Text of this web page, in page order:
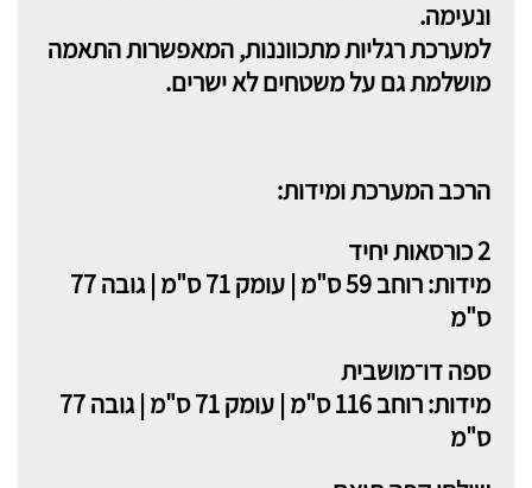
ונעימה.
למערכת רגליות מתכווננות, המאפשרות התאמה
מושלמת גם על משטחים לא ישרים.
הרכב המערכת ומידות:
2 כורסאות יחיד
מידות: רוחב 59 ס"מ | עומק 71 ס"מ | גובה 77
ס"מ
ספה דו־מושבית
מידות: רוחב 116 ס"מ | עומק 71 ס"מ | גובה 77
ס"מ